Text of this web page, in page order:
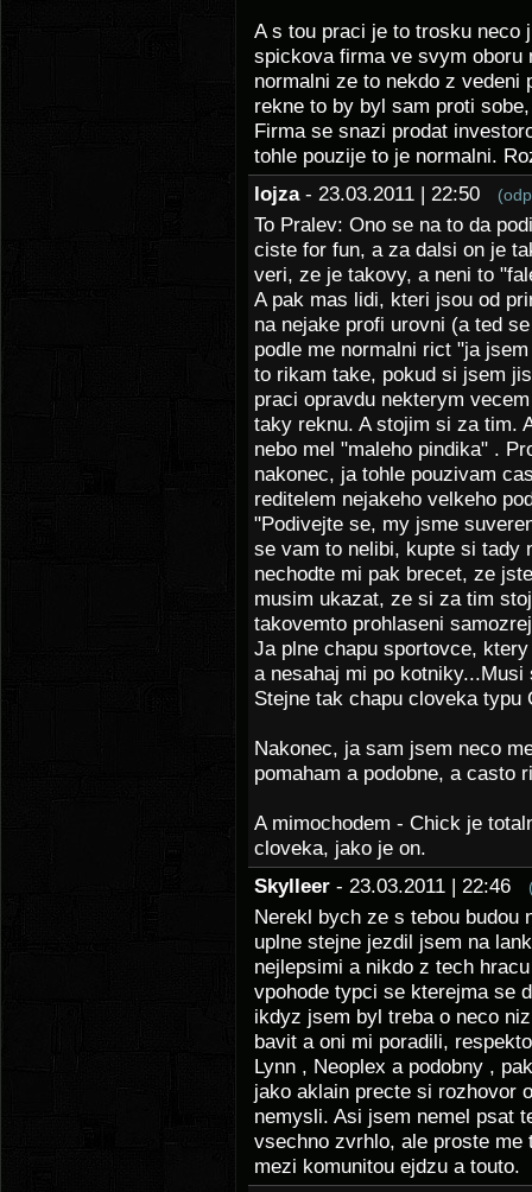
A s tou praci je to trosku neco
spickova firma ve svym oboru
normalni ze to nekdo z vedeni
rekne to by byl sam proti
Firma se snazi prodat
tohle pouzije to je normalni.
lojza - 23.03.2011 | 22:50
To Pralev: Ono se na to da
ciste for fun, a za dalsi on je
veri, ze je takovy, a neni to
A pak mas lidi, kteri jsou od
na nejake profi urovni (a ted
podle me normalni rict "ja
to rikam take, pokud si jsem
praci opravdu nekterym
taky reknu. A stojim si za tim.
nebo mel "maleho pindika" .
nakonec, ja tohle pouzivam
reditelem nejakeho velkeho
"Podivejte se, my jsme
se vam to nelibi, kupte si tady
nechodte mi pak brecet, ze
musim ukazat, ze si za tim
takovemto prohlaseni
Ja plne chapu sportovce,
a nesahaj mi po
Stejne tak chapu cloveka
Nakonec, ja sam jsem neco
pomaham a podobne, a casto
A mimochodem - Chick je
cloveka, jako je on.
Skylleer - 23.03.2011 | 22:46
Nerekl bych ze s tebou budou
uplne stejne jezdil jsem na
nejlepsimi a nikdo z tech
vpohode typci se kterejma se
ikdyz jsem byl treba o neco
bavit a oni mi poradili,
Lynn , Neoplex a podobny ,
jako aklain precte si rozhovor
nemysli. Asi jsem nemel psat
vsechno zvrhlo, ale proste
mezi komunitou ejdzu a touto.